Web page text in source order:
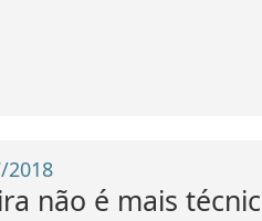
2018
não é mais